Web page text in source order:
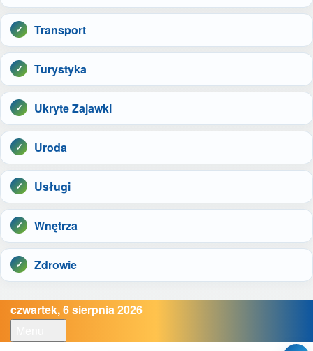
Transport
Turystyka
Ukryte Zajawki
Uroda
Usługi
Wnętrza
Zdrowie
czwartek, 6 sierpnia 2026